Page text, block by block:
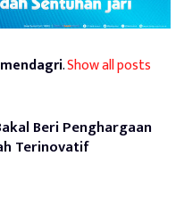
.Show all posts
Beri Penghargaan
Terinovatif